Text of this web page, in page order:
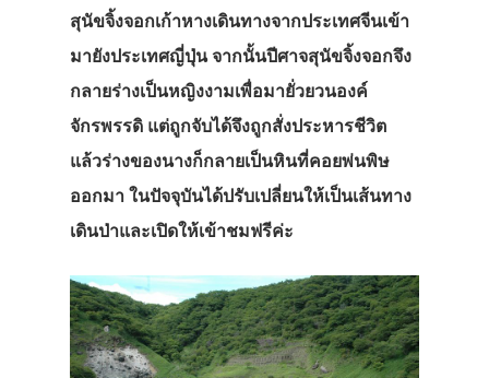
สุนัขจิ้งจอกเก้าหางเดินทางจากประเทศจีนเข้า
มายังประเทศญี่ปุ่น จากนั้นปีศาจสุนัขจิ้งจอกจึง
กลายร่างเป็นหญิงงามเพื่อมายั่วยวนองค์
จักรพรรดิ แต่ถูกจับได้จึงถูกสั่งประหารชีวิต
แล้วร่างของนางก็กลายเป็นหินที่คอยพ่นพิษ
ออกมา ในปัจจุบันได้ปรับเปลี่ยนให้เป็นเส้นทาง
เดินป่าและเปิดให้เข้าชมฟรีค่ะ